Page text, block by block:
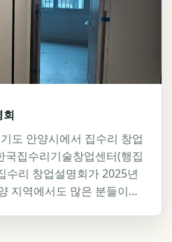
회
도 안양시에서 집수리 창업
국집수리기술창업센터(행집
수리 창업설명회가 2025년
지역에서도 많은 분들이…